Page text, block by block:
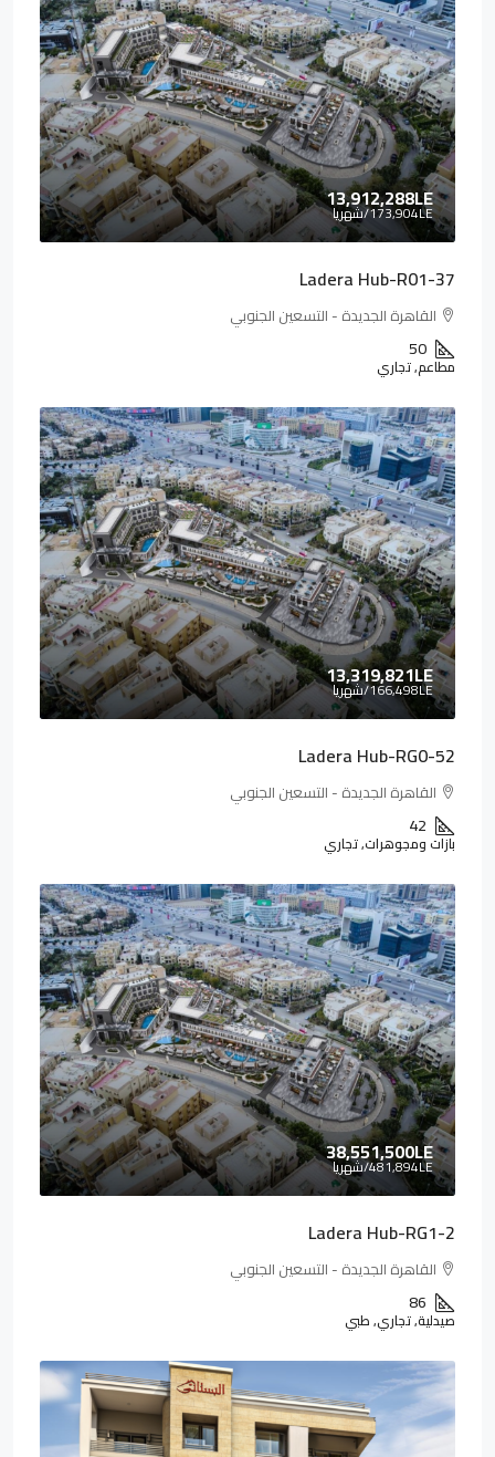
13,912,288LE
173,904LE/شهريا
Ladera Hub-R01-37
القاهرة الجديدة - التسعين الجنوبي
50
مطاعم, تجاري
13,319,821LE
166,498LE/شهريا
Ladera Hub-RG0-52
القاهرة الجديدة - التسعين الجنوبي
42
بازات ومجوهرات, تجاري
38,551,500LE
481,894LE/شهريا
Ladera Hub-RG1-2
القاهرة الجديدة - التسعين الجنوبي
86
صيدلية, تجاري, طبي